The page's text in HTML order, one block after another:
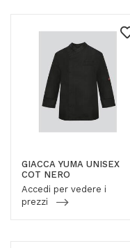
GIACCA YUMA UNISEX
COT NERO
Accedi per vedere i
prezzi